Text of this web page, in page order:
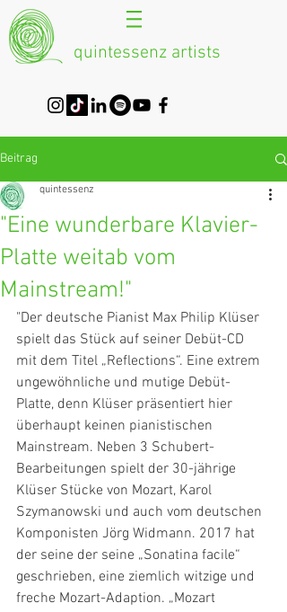
quintessenz artists
Beitrag
"Eine wunderbare Klavier-
Platte weitab vom
Mainstream!"
quintessenz
"Der deutsche Pianist Max Philip Klüser
spielt das Stück auf seiner Debüt-CD
mit dem Titel „Reflections“. Eine extrem
ungewöhnliche und mutige Debüt-
Platte, denn Klüser präsentiert hier
überhaupt keinen pianistischen
Mainstream. Neben 3 Schubert-
Bearbeitungen spielt der 30-jährige
Klüser Stücke von Mozart, Karol
Szymanowski und auch vom deutschen
Komponisten Jörg Widmann. 2017 hat
der seine der seine „Sonatina facile“
geschrieben, eine ziemlich witzige und
freche Mozart-Adaption. „Mozart